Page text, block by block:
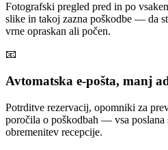
Fotografski pregled pred in po
slike in takoj zazna poškodbe — da
vrne opraskan ali počen.
📧
Avtomatska e-pošta, manj
Potrditve rezervacij, opomniki za
poročila o poškodbah — vsa poslana
obremenitev recepcije.